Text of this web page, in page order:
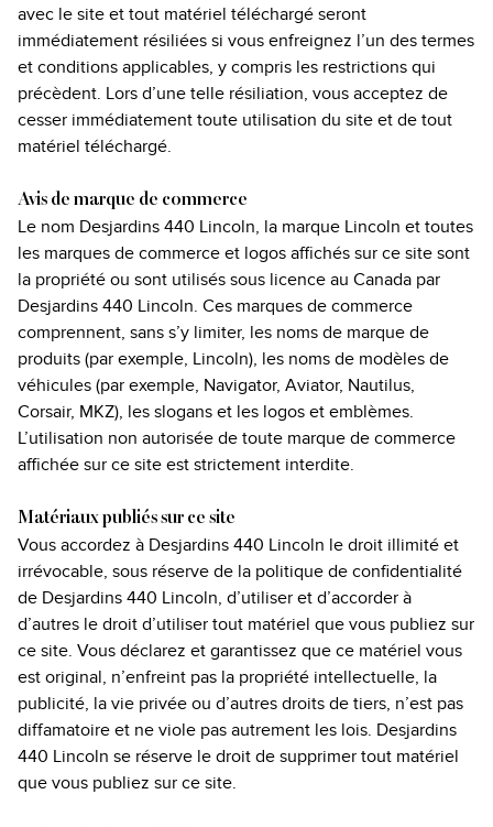
avec le site et tout matériel téléchargé seront
immédiatement résiliées si vous enfreignez l’un des termes
et conditions applicables, y compris les restrictions qui
précèdent. Lors d’une telle résiliation, vous acceptez de
cesser immédiatement toute utilisation du site et de tout
matériel téléchargé.
Avis de marque de commerce
Le nom Desjardins 440 Lincoln, la marque Lincoln et toutes
les marques de commerce et logos affichés sur ce site sont
la propriété ou sont utilisés sous licence au Canada par
Desjardins 440 Lincoln. Ces marques de commerce
comprennent, sans s’y limiter, les noms de marque de
produits (par exemple, Lincoln), les noms de modèles de
véhicules (par exemple, Navigator, Aviator, Nautilus,
Corsair, MKZ), les slogans et les logos et emblèmes.
L’utilisation non autorisée de toute marque de commerce
affichée sur ce site est strictement interdite.
Matériaux publiés sur ce site
Vous accordez à Desjardins 440 Lincoln le droit illimité et
irrévocable, sous réserve de la politique de confidentialité
de Desjardins 440 Lincoln, d’utiliser et d’accorder à
d’autres le droit d’utiliser tout matériel que vous publiez sur
ce site. Vous déclarez et garantissez que ce matériel vous
est original, n’enfreint pas la propriété intellectuelle, la
publicité, la vie privée ou d’autres droits de tiers, n’est pas
diffamatoire et ne viole pas autrement les lois. Desjardins
440 Lincoln se réserve le droit de supprimer tout matériel
que vous publiez sur ce site.